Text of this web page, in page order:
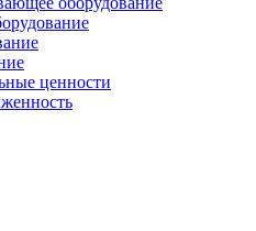
ценности